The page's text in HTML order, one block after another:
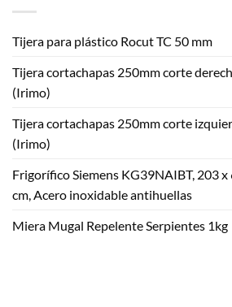
Tijera para plástico Rocut TC 50 mm
Tijera cortachapas 250mm corte
(Irimo)
Tijera cortachapas 250mm corte
(Irimo)
Frigorífico Siemens KG39NAIBT, 203 x
cm, Acero inoxidable antihuellas
Miera Mugal Repelente Serpientes 1kg